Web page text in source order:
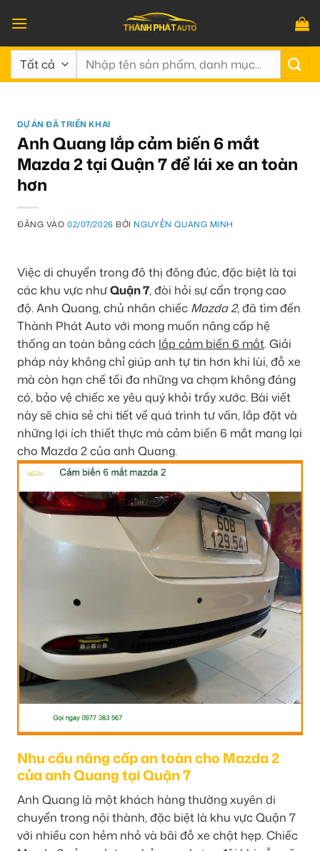
qua
nội
dung
Tìm
DỰ ÁN ĐÃ TRIỂN KHAI
Anh Quang lắp cảm biến 6 mắt
Mazda 2 tại Quận 7 để lái xe an toàn
hơn
ĐĂNG VÀO02/07/2026 BỞI NGUYỄN QUANG MINH
Việc di chuyển trong đô thị đông đúc, đặc biệt là tại
các khu vực nhưQuận 7, đòi hỏi sự cẩn trọng cao
độ. Anh Quang, chủ nhân chiếc Mazda 2, đã tìm đến
Thành Phát Auto với mong muốn nâng cấp hệ
thống an toàn bằng cách lắp cảm biến 6 mắt. Giải
pháp này không chỉ giúp anh tự tin hơn khi lùi, đỗ xe
mà còn hạn chế tối đa những va chạm không đáng
có, bảo vệ chiếc xe yêu quý khỏi trầy xước. Bài viết
này sẽ chia sẻ chi tiết về quá trình tư vấn, lắp đặt và
những lợi ích thiết thực mà cảm biến 6 mắt mang lại
cho Mazda 2 của anh Quang.
Nhu cầu nâng cấp an toàn cho Mazda 2
của anh Quang tại Quận 7
Anh Quang là một khách hàng thường xuyên di
chuyển trong nội thành, đặc biệt là khu vực Quận 7
với nhiều con hẻm nhỏ và bãi đỗ xe chật hẹp. Chiếc